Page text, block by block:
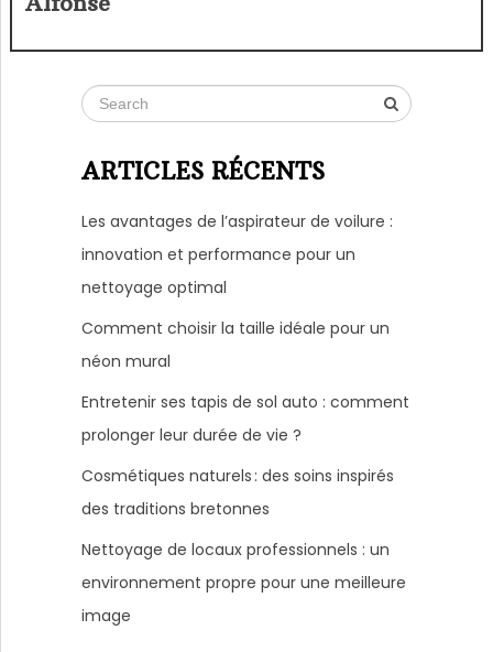
ARTICLES RÉCENTS
Les avantages de l’aspirateur de voilure :
innovation et performance pour un
nettoyage optimal
Comment choisir la taille idéale pour un
néon mural
Entretenir ses tapis de sol auto : comment
prolonger leur durée de vie ?
Cosmétiques naturels : des soins inspirés
des traditions bretonnes
Nettoyage de locaux professionnels : un
environnement propre pour une meilleure
image